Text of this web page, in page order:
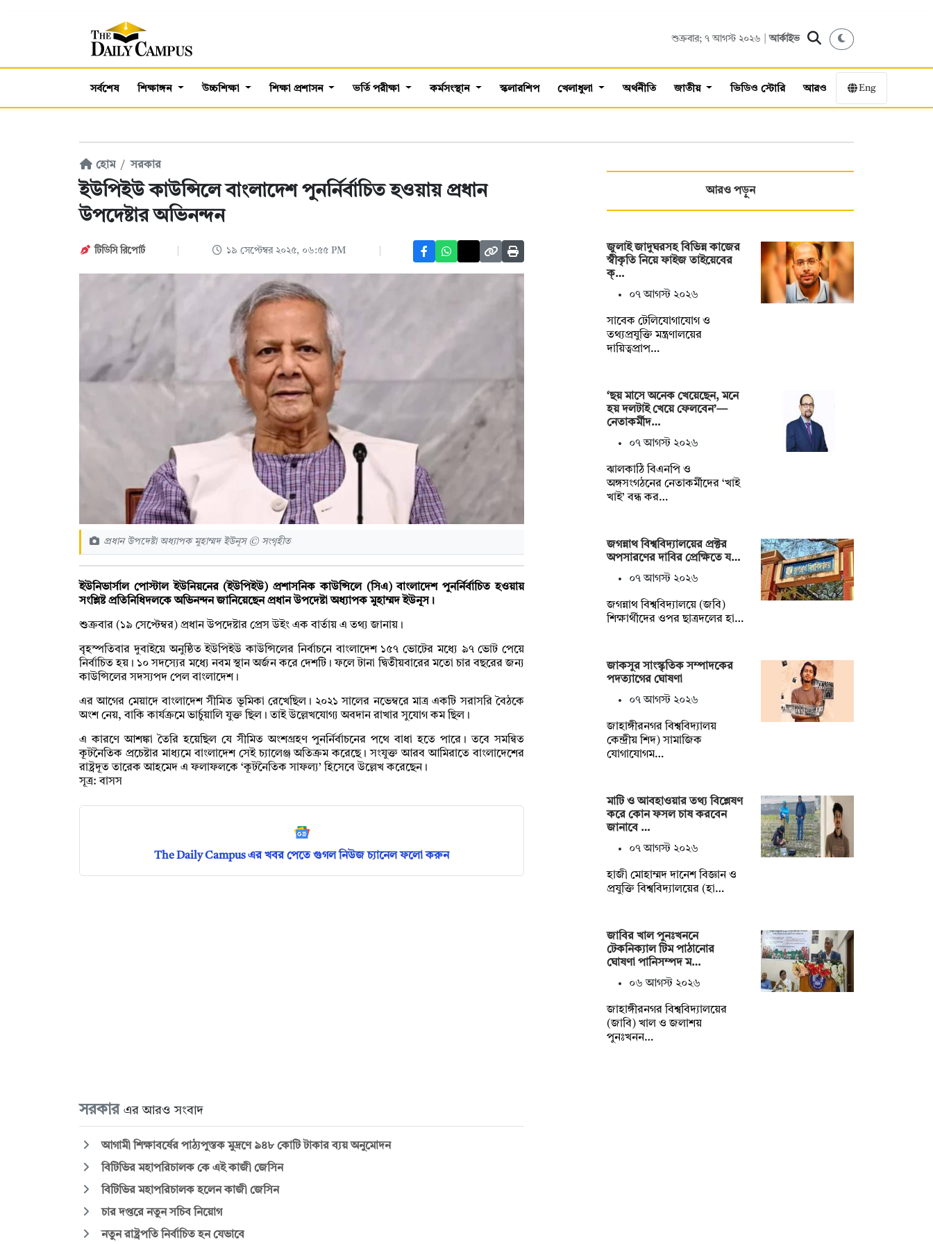
শুক্রবার; ৭ আগস্ট ২০২৬ |আর্কাইভ
সর্বশেষ শিক্ষাঙ্গন উচ্চশিক্ষা শিক্ষা প্রশাসন ভর্তি পরীক্ষা কর্মসংস্থান স্কলারশিপ খেলাধুলা অর্থনীতি জাতীয় ভিডিও স্টোরি আরও Eng
হোম সরকার
ইউপিইউ কাউন্সিলে বাংলাদেশ পুনর্নির্বাচিত হওয়ায় প্রধান
উপদেষ্টার অভিনন্দন
টিডিসি রিপোর্ট ১৯ সেপ্টেম্বর ২০২৫, ০৬:৫৫ PM
প্রধান উপদেষ্টা অধ্যাপক মুহাম্মদ ইউনূস © সংগৃহীত
ইউনিভার্সাল পোস্টাল ইউনিয়নের (ইউপিইউ) প্রশাসনিক কাউন্সিলে (সিএ) বাংলাদেশ পুনর্নির্বাচিত হওয়ায়
সংশ্লিষ্ট প্রতিনিধিদলকে অভিনন্দন জানিয়েছেন প্রধান উপদেষ্টা অধ্যাপক মুহাম্মদ ইউনূস।
শুক্রবার (১৯ সেপ্টেম্বর) প্রধান উপদেষ্টার প্রেস উইং এক বার্তায় এ তথ্য জানায়।
বৃহস্পতিবার দুবাইয়ে অনুষ্ঠিত ইউপিইউ কাউন্সিলের নির্বাচনে বাংলাদেশ ১৫৭ ভোটের মধ্যে ৯৭ ভোট পেয়ে
নির্বাচিত হয়। ১০ সদস্যের মধ্যে নবম স্থান অর্জন করে দেশটি। ফলে টানা দ্বিতীয়বারের মতো চার বছরের জন্য
কাউন্সিলের সদস্যপদ পেল বাংলাদেশ।
এর আগের মেয়াদে বাংলাদেশ সীমিত ভূমিকা রেখেছিল। ২০২১ সালের নভেম্বরে মাত্র একটি সরাসরি বৈঠকে
অংশ নেয়, বাকি কার্যক্রমে ভার্চুয়ালি যুক্ত ছিল। তাই উল্লেখযোগ্য অবদান রাখার সুযোগ কম ছিল।
এ কারণে আশঙ্কা তৈরি হয়েছিল যে সীমিত অংশগ্রহণ পুনর্নির্বাচনের পথে বাধা হতে পারে। তবে সমন্বিত
কূটনৈতিক প্রচেষ্টার মাধ্যমে বাংলাদেশ সেই চ্যালেঞ্জ অতিক্রম করেছে। সংযুক্ত আরব আমিরাতে বাংলাদেশের
রাষ্ট্রদূত তারেক আহমেদ এ ফলাফলকে ‘কূটনৈতিক সাফল্য’ হিসেবে উল্লেখ করেছেন।
সূত্র: বাসস
The Daily Campus এর খবর পেতে গুগল নিউজ চ্যানেল ফলো করুন
সরকার এর আরও সংবাদ
আগামী শিক্ষাবর্ষের পাঠ্যপুস্তক মুদ্রণে ৯৪৮ কোটি টাকার ব্যয় অনুমোদন
বিটিভির মহাপরিচালক কে এই কাজী জেসিন
বিটিভির মহাপরিচালক হলেন কাজী জেসিন
চার দপ্তরে নতুন সচিব নিয়োগ
নতুন রাষ্ট্রপতি নির্বাচিত হন যেভাবে
আরও পড়ুন
জুলাই জাদুঘরসহ বিভিন্ন কাজের
স্বীকৃতি নিয়ে ফাইজ তাইয়েবের
ক্…
০৭ আগস্ট ২০২৬
সাবেক টেলিযোগাযোগ ও
তথ্যপ্রযুক্তি মন্ত্রণালয়ের
দায়িত্বপ্রাপ…
‘ছয় মাসে অনেক খেয়েছেন, মনে
হয় দলটাই খেয়ে ফেলবেন’—
নেতাকর্মীদ…
০৭ আগস্ট ২০২৬
ঝালকাঠি বিএনপি ও
অঙ্গসংগঠনের নেতাকর্মীদের ‘খাই
খাই’ বন্ধ কর…
জগন্নাথ বিশ্ববিদ্যালয়ের প্রক্টর
অপসারণের দাবির প্রেক্ষিতে য…
০৭ আগস্ট ২০২৬
জগন্নাথ বিশ্ববিদ্যালয়ে (জবি)
শিক্ষার্থীদের ওপর ছাত্রদলের হা…
জাকসুর সাংস্কৃতিক সম্পাদকের
পদত্যাগের ঘোষণা
০৭ আগস্ট ২০২৬
‎জাহাঙ্গীরনগর বিশ্ববিদ্যালয়
কেন্দ্রীয় শিদ) সামাজিক
যোগাযোগম…
মাটি ও আবহাওয়ার তথ্য বিশ্লেষণ
করে কোন ফসল চাষ করবেন
জানাবে …
০৭ আগস্ট ২০২৬
হাজী মোহাম্মদ দানেশ বিজ্ঞান ও
প্রযুক্তি বিশ্ববিদ্যালয়ের (হা…
জাবির খাল পুনঃখননে
টেকনিক্যাল টিম পাঠানোর
ঘোষণা পানিসম্পদ ম…
০৬ আগস্ট ২০২৬
‎‎জাহাঙ্গীরনগর বিশ্ববিদ্যালয়ের
(জাবি) খাল ও জলাশয়
পুনঃখনন…